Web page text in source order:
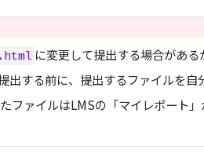
.html に変更して提出する場合がある
出する前に、提出するファイルを自
ファイルはLMSの「マイレポート